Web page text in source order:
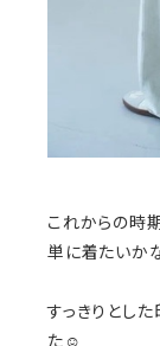
これからの時
単に着たいか
すっきりとし
た☺️